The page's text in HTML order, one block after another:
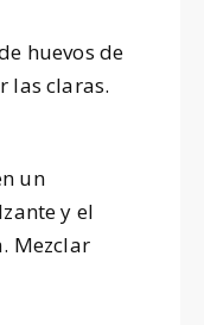
huevos de
las claras.
un
y el
Mezclar